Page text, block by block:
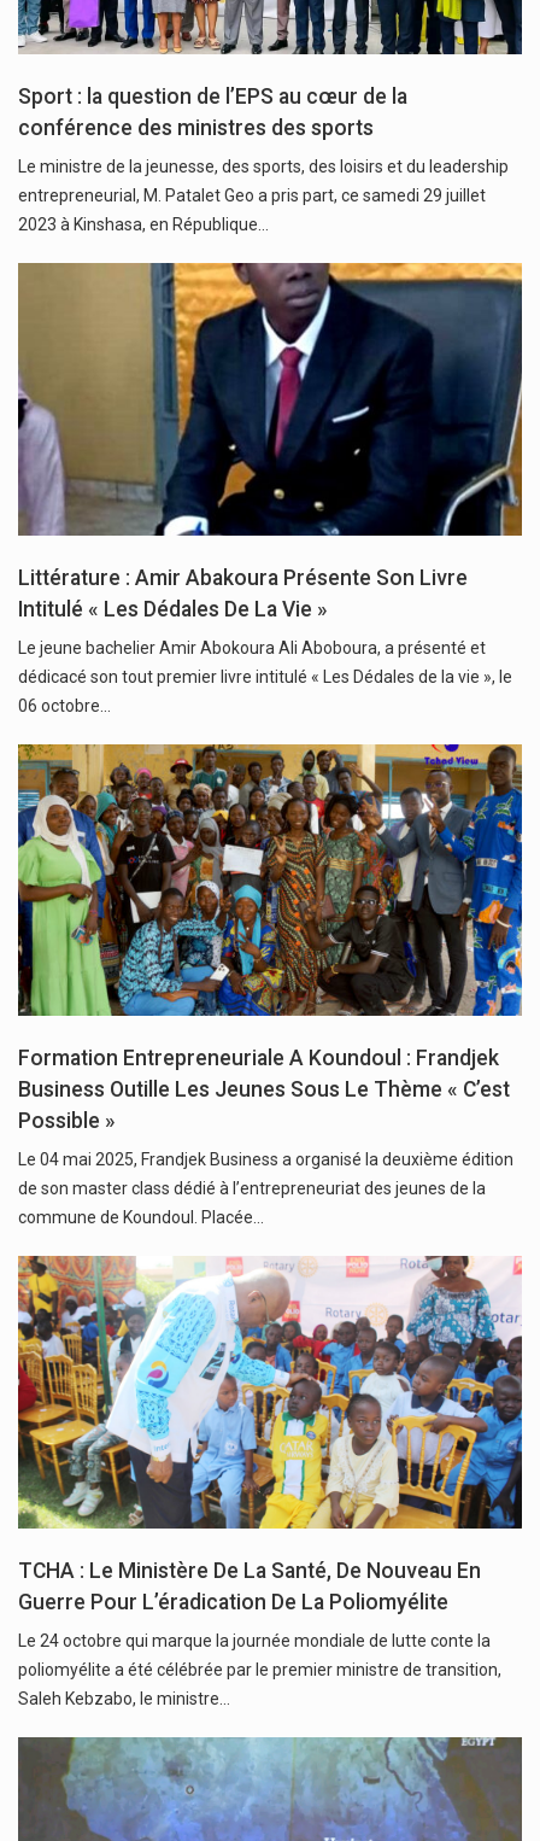
Sport : la question de l’EPS au cœur de la
conférence des ministres des sports
Le ministre de la jeunesse, des sports, des loisirs et du leadership
entrepreneurial, M. Patalet Geo a pris part, ce samedi 29 juillet
2023 à Kinshasa, en République…
Littérature : Amir Abakoura Présente Son Livre
Intitulé « Les Dédales De La Vie »
Le jeune bachelier Amir Abokoura Ali Aboboura, a présenté et
dédicacé son tout premier livre intitulé « Les Dédales de la vie », le
06 octobre…
Formation Entrepreneuriale A Koundoul : Frandjek
Business Outille Les Jeunes Sous Le Thème « C’est
Possible »
Le 04 mai 2025, Frandjek Business a organisé la deuxième édition
de son master class dédié à l’entrepreneuriat des jeunes de la
commune de Koundoul. Placée…
TCHA : Le Ministère De La Santé, De Nouveau En
Guerre Pour L’éradication De La Poliomyélite
Le 24 octobre qui marque la journée mondiale de lutte conte la
poliomyélite a été célébrée par le premier ministre de transition,
Saleh Kebzabo, le ministre…